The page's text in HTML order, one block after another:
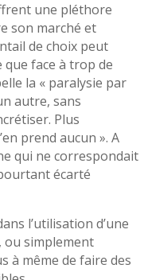
une pléthore
son marché et
de choix peut
face à trop de
la « paralysie par
autre, sans
Plus
prend aucun ». A
qui ne correspondait
écarté
l’utilisation d’une
ou simplement
à même de faire des